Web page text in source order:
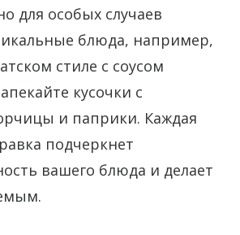
для особых случаев
блюда, например,
стиле с соусом
кусочки с
и паприки. Каждая
подчеркнет
вашего блюда и делает